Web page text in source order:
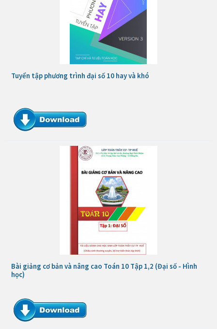
Tuyển tập phương trình đại số 10 hay và khó
Bài giảng cơ bản và nâng cao Toán 10 Tập 1,2 (Đại số - Hình
học)